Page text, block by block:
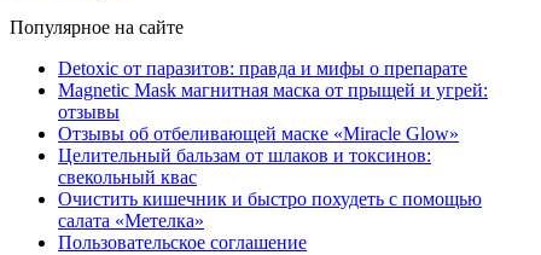
Популярное на сайте
Detoxic от паразитов: правда и мифы о препарате
Magnetic Mask магнитная маска от прыщей и угрей:
отзывы
Отзывы об отбеливающей маске «Miracle Glow»
Целительный бальзам от шлаков и токсинов:
свекольный квас
Очистить кишечник и быстро похудеть с помощью
салата «Метелка»
Пользовательское соглашение